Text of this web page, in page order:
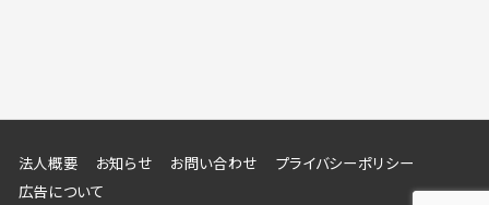
法人概要 お知らせ お問い合わせ
プライバシーポリシー
広告について